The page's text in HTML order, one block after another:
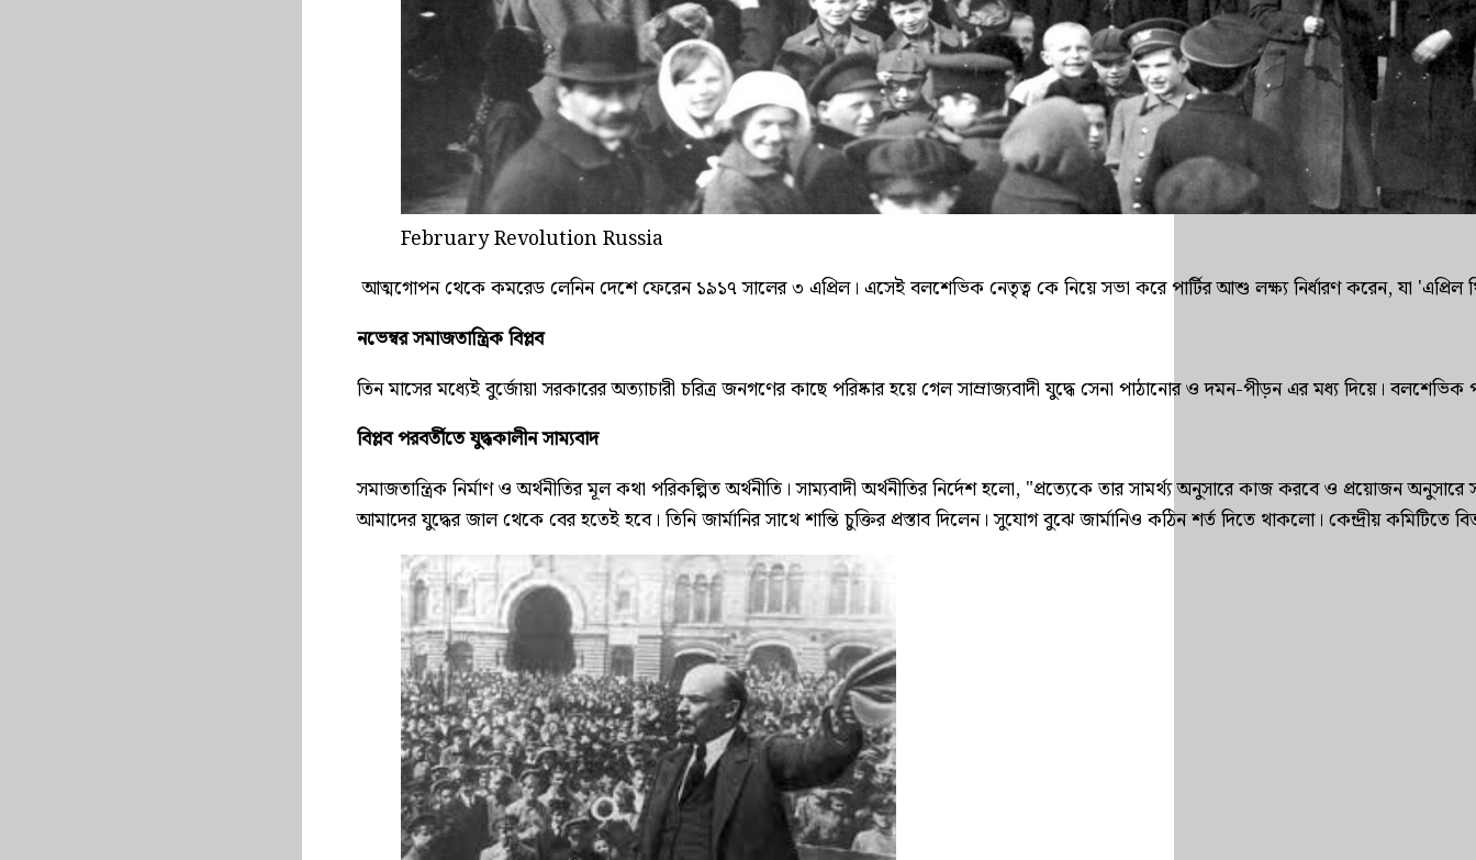
February Revolution Russia
আত্মগোপন থেকে কমরেড লেনিন দেশে ফেরেন ১৯১৭ সালের ৩ এপ্রিল। এসেই বলশেভিক নেতৃত্ব কে নিয়ে সভা করে পার্টির আশু লক্ষ্য নির্ধারণ করেন, যা 'এপ্রিল
নভেম্বর সমাজতান্ত্রিক বিপ্লব
তিন মাসের মধ্যেই বুর্জোয়া সরকারের অত্যাচারী চরিত্র জনগণের কাছে পরিষ্কার হয়ে গেল সাম্রাজ্যবাদী যুদ্ধে সেনা পাঠানোর ও দমন-পীড়ন এর মধ্য দিয়ে।
বিপ্লব পরবর্তীতে যুদ্ধকালীন সাম্যবাদ
সমাজতান্ত্রিক নির্মাণ ও অর্থনীতির মূল কথা পরিকল্পিত অর্থনীতি। সাম্যবাদী অর্থনীতির নির্দেশ হলো, "প্রত্যেকে তার সামর্থ্য অনুসারে কাজ করবে ও প্রয়োজন
আমাদের যুদ্ধের জাল থেকে বের হতেই হবে। তিনি জার্মানির সাথে শান্তি চুক্তির প্রস্তাব দিলেন। সুযোগ বুঝে জার্মানিও কঠিন শর্ত দিতে থাকলো। কেন্দ্রীয়